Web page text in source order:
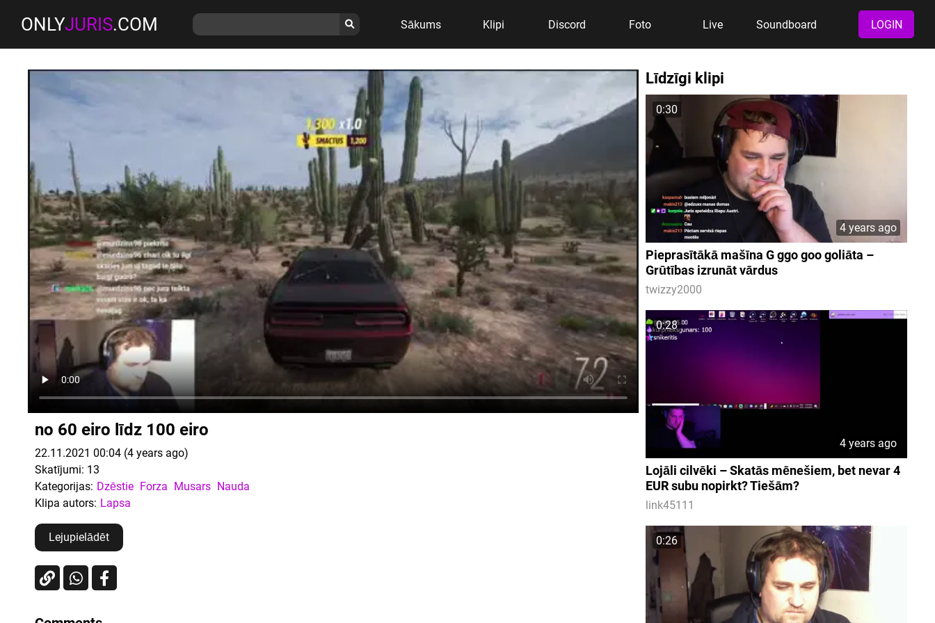
ONLYJURIS.COM Sākums Klipi Discord Foto Live Soundboard LOGIN
no 60 eiro līdz 100 eiro
22.11.2021 00:04 (4 years ago)
Skatījumi: 13
Kategorijas: Dzēstie Forza Musars Nauda
Klipa autors: Lapsa
Lejupielādēt
Līdzīgi klipi
0:30
4 years ago
Pieprasītākā mašīna G ggo goo goliāta –
Grūtības izrunāt vārdus
twizzy2000
0:28
4 years ago
Lojāli cilvēki – Skatās mēnešiem, bet nevar 4
EUR subu nopirkt? Tiešām?
link45111
0:26